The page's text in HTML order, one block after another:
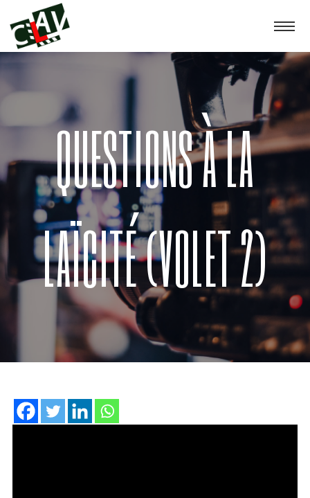
QUESTIONS À LA
LAÏCITÉ (VOLET 2)